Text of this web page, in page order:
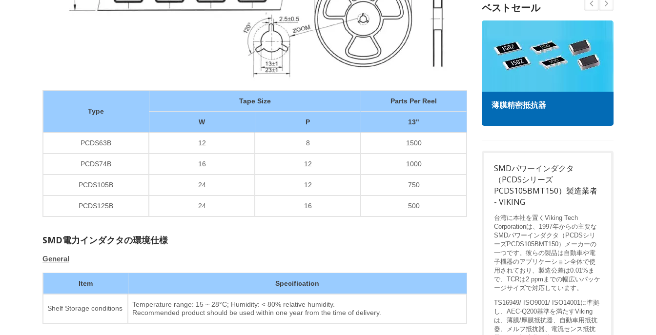
Type
Tape Size Parts Per Reel
W P 13"
PCDS63B 12 8 1500
PCDS74B 16 12 1000
PCDS105B 24 12 750
PCDS125B 24 16 500
SMD電力インダクタの環境仕様
General
Item Specification
Shelf Storage conditions
Temperature range: 15 ~ 28°C; Humidity: < 80% relative humidity.
Recommended product should be used within one year from the time of delivery.
ベストセール
薄膜精密抵抗器
SMDパワーインダクタ
（PCDSシリーズ
PCDS105BMT150）製造業者
- VIKING
台湾に本社を置くViking Tech
Corporationは、1997年からの主要な
SMDパワーインダクタ（PCDSシリ
ーズPCDS105BMT150）メーカーの
一つです。彼らの製品は自動車や電
子機器のアプリケーション全体で使
用されており、製造公差は0.01%ま
で、TCRは2 ppmまでの幅広いパッケ
ージサイズで対応しています。
TS16949/ ISO9001/ ISO14001に準拠
し、AEC-Q200基準を満たすViking
は、薄膜/厚膜抵抗器、自動車用抵抗
器、メルフ抵抗器、電流センス抵抗